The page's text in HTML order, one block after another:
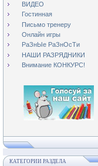
ВИДЕО
Гостинная
Письмо тренеру
Онлайн игры
РаЗнЫе РаЗнОсТи
НАШИ РАЗРЯДНИКИ
Внимание КОНКУРС!
КАТЕГОРИИ РАЗДЕЛА